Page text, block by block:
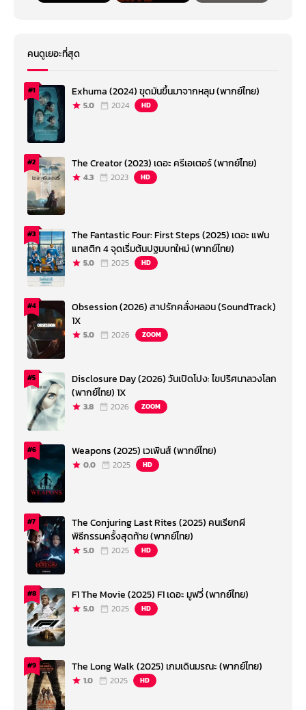
คนดูเยอะที่สุด
#1 Exhuma (2024) ขุดมันขึ้นมาจากหลุม (พากย์ไทย)
5.0 2024 HD
#2 The Creator (2023) เดอะ ครีเอเตอร์ (พากย์ไทย)
4.3 2023 HD
#3
The Fantastic Four: First Steps (2025) เดอะ แฟน
แทสติก 4 จุดเริ่มต้นปฐมบทใหม่ (พากย์ไทย)
5.0 2025 HD
#4
Obsession (2026) สาปรักคลั่งหลอน (SoundTrack)
1X
5.0 2026 ZOOM
#5
Disclosure Day (2026) วันเปิดโปง: ไขปริศนาลวงโลก
(พากย์ไทย) 1X
3.8 2026 ZOOM
#6 Weapons (2025) เวเพินส์ (พากย์ไทย)
0.0 2025 HD
#7
The Conjuring Last Rites (2025) คนเรียกผี
พิธีกรรมครั้งสุดท้าย (พากย์ไทย)
5.0 2025 HD
#8 F1 The Movie (2025) F1 เดอะ มูฟวี่ (พากย์ไทย)
5.0 2025 HD
#9 The Long Walk (2025) เกมเดินมรณะ (พากย์ไทย)
1.0 2025 HD